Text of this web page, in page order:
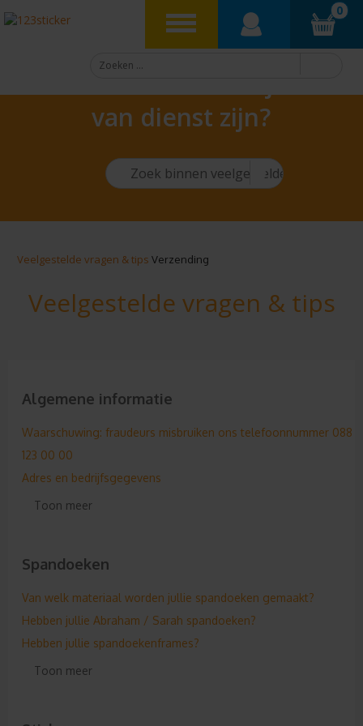
0
van dienst zijn?
Veelgestelde vragen & tips Verzending
Veelgestelde vragen & tips
Algemene informatie
Waarschuwing: fraudeurs misbruiken ons telefoonnummer 088
123 00 00
Adres en bedrijfsgegevens
Hebben jullie nu een vacature?
Doen jullie aan sponsoring & korting?
Privacy- en Cookie Statement
De eerste, de beste!
Geen vaste formaten!
Toon meer
Spandoeken
Van welk materiaal worden jullie spandoeken gemaakt?
Hebben jullie Abraham / Sarah spandoeken?
Hebben jullie spandoekenframes?
Hoe kan ik een spandoekenframe bestellen?
Toon meer